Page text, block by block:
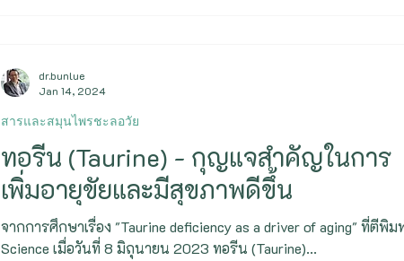
ทอรีน (Taurine) - กุญแจสำคัญในการ
เพิ่มอายุขัยและมีสุขภาพดีขึ้น
จากการศึกษาเรื่อง "Taurine deficiency as a driver of aging" ที่ตีพิม
Science เมื่อวันที่ 8 มิถุนายน 2023 ทอรีน (Taurine)...
สารและสมุนไพรชะลอวัย
dr.bunlue
Jan 14, 2024